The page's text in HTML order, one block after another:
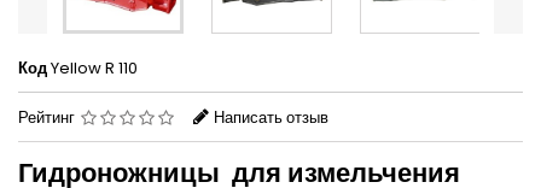
КодYellow R 110
Рейтинг Написать отзыв
Гидроножницы для измельчения